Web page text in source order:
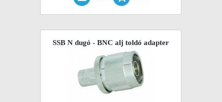
SSB N dugó - BNC alj toldó adapter